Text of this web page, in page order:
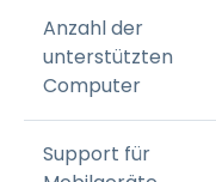
Anzahl der
unterstützten
Computer
Support für